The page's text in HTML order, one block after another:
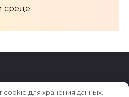
cookie для хранения данных.